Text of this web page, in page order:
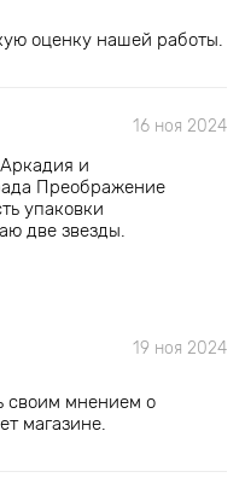
оценку нашей работы.
16 ноя 2024
и
Преображение
упаковки
две звезды.
19 ноя 2024
своим мнением о
магазине.